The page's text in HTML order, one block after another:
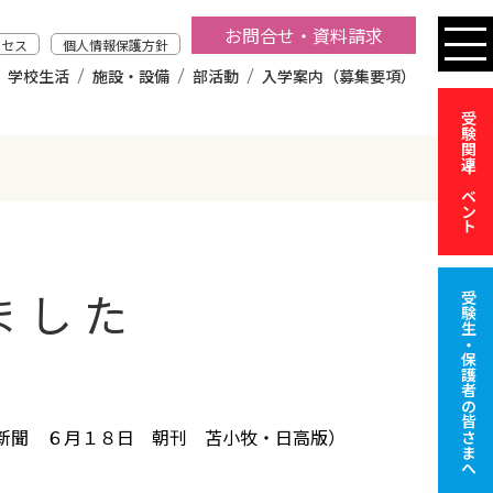
ス 個人情報保護方針 お問合せ・資料請求
学校生活 施設・設備 部活動 入学案内（募集要項）
受験関連イベント
受験生・保護者の皆さまへ
した
新聞 ６月１８日 朝刊 苫小牧・日高版）